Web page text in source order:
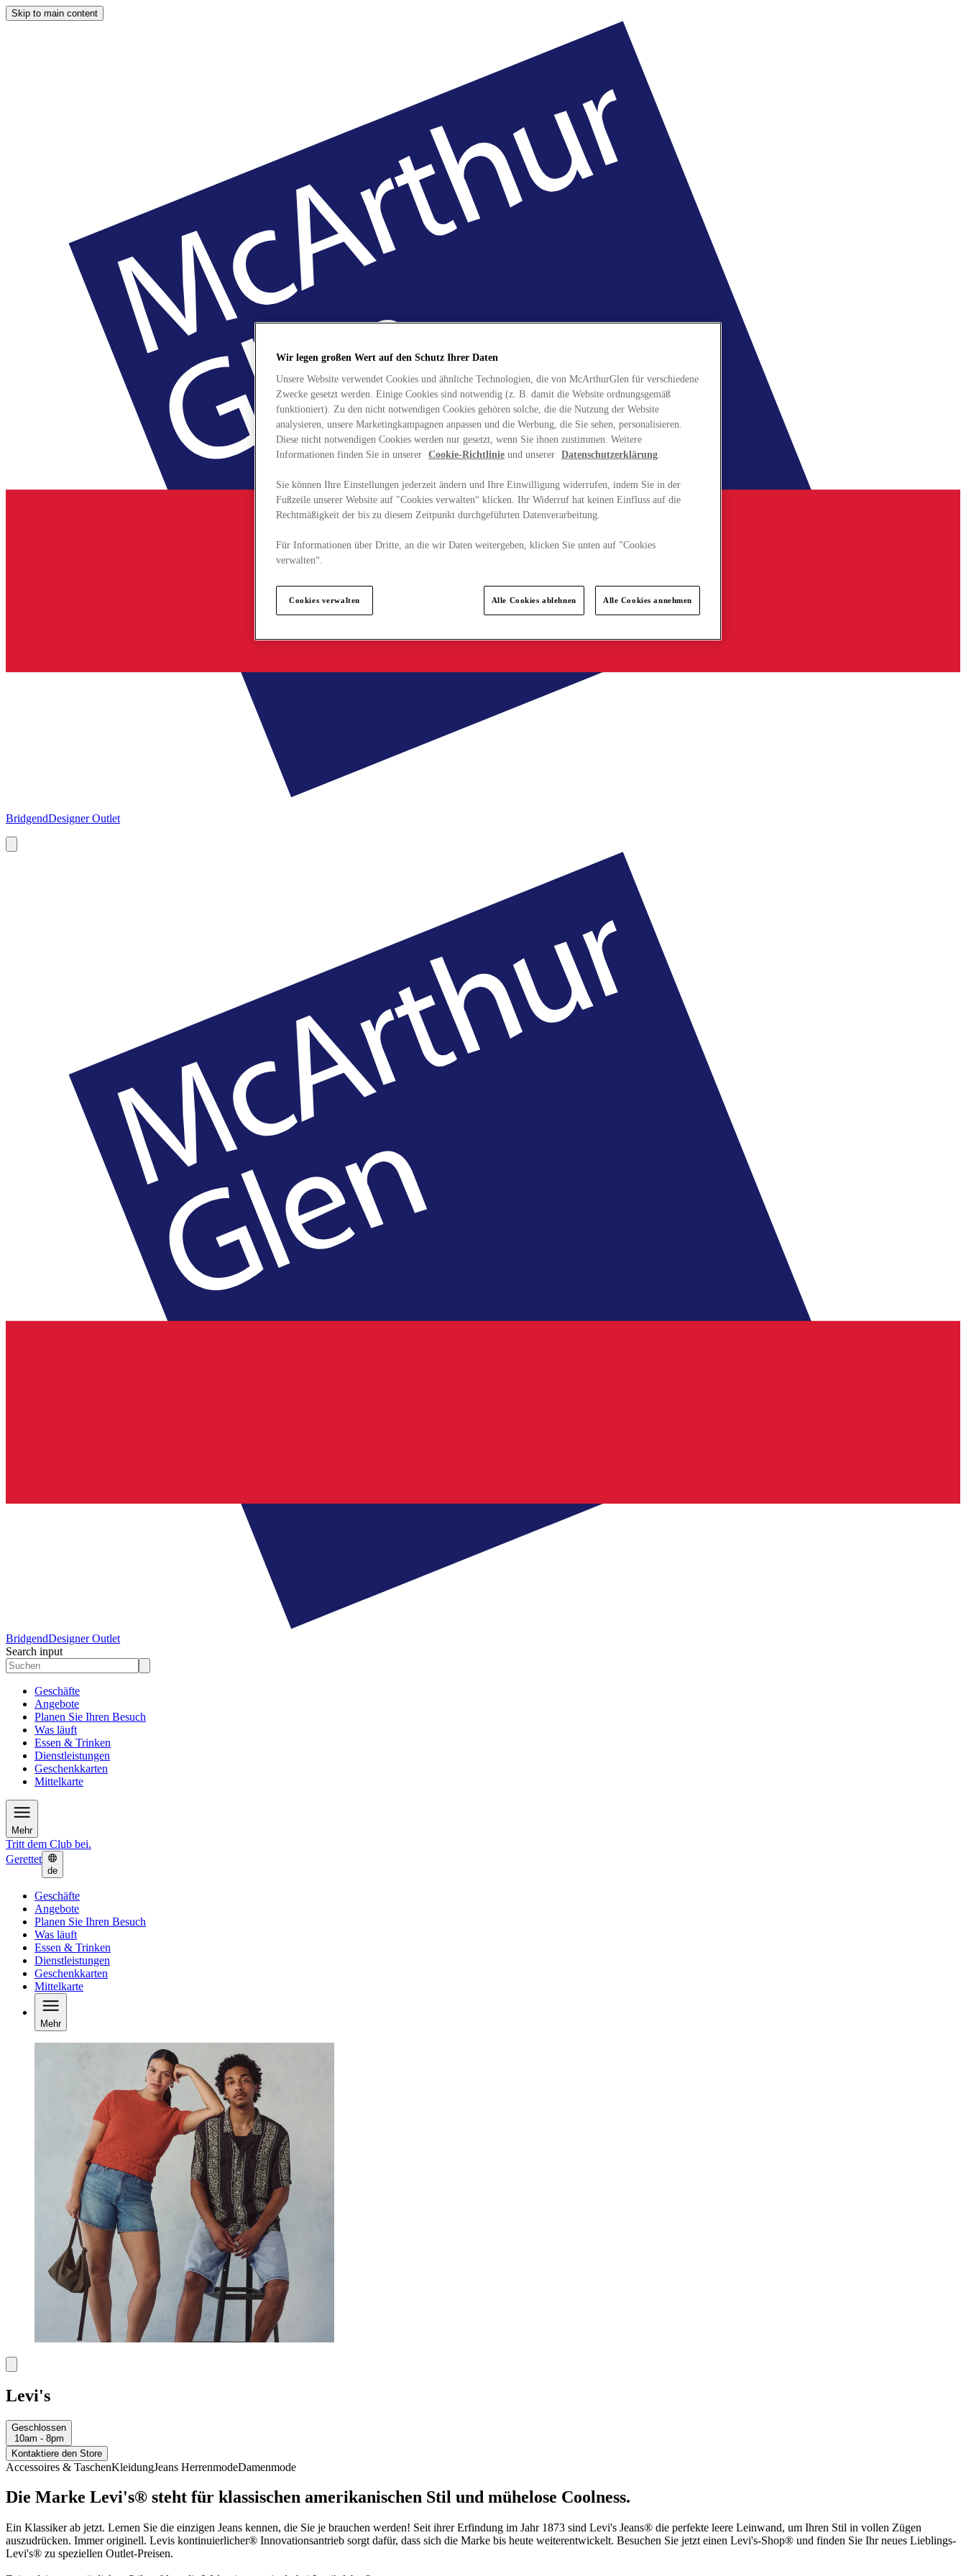
Skip to main content
BridgendDesigner Outlet
BridgendDesigner Outlet
Search input
Geschäfte
Angebote
Planen Sie Ihren Besuch
Was läuft
Essen & Trinken
Dienstleistungen
Geschenkkarten
Mittelkarte
Mehr
Tritt dem Club bei.
Gerettet
de
Geschäfte
Angebote
Planen Sie Ihren Besuch
Was läuft
Essen & Trinken
Dienstleistungen
Geschenkkarten
Mittelkarte
Mehr
Levi's
Geschlossen
10am - 8pm
Kontaktiere den Store
Accessoires & TaschenKleidungJeans HerrenmodeDamenmode
Die Marke Levi's® steht für klassischen amerikanischen Stil und mühelose Coolness.
Ein Klassiker ab jetzt. Lernen Sie die einzigen Jeans kennen, die Sie je brauchen werden! Seit ihrer Erfindung im Jahr 1873 sind Levi's Jeans® die perfekte leere Leinwand, um Ihren Stil in vollen Zügen
auszudrücken. Immer originell. Levis kontinuierlicher® Innovationsantrieb sorgt dafür, dass sich die Marke bis heute weiterentwickelt. Besuchen Sie jetzt einen Levi's-Shop® und finden Sie Ihr neues Lieblings-
Levi's® zu speziellen Outlet-Preisen.
Wir legen großen Wert auf den Schutz Ihrer Daten
Unsere Website verwendet Cookies und ähnliche Technologien, die von McArthurGlen für verschiedene
Zwecke gesetzt werden. Einige Cookies sind notwendig (z. B. damit die Website ordnungsgemäß
funktioniert). Zu den nicht notwendigen Cookies gehören solche, die die Nutzung der Website
analysieren, unsere Marketingkampagnen anpassen und die Werbung, die Sie sehen, personalisieren.
Diese nicht notwendigen Cookies werden nur gesetzt, wenn Sie ihnen zustimmen. Weitere
Informationen finden Sie in unserer Cookie-Richtlinie und unserer Datenschutzerklärung.
Sie können Ihre Einstellungen jederzeit ändern und Ihre Einwilligung widerrufen, indem Sie in der
Fußzeile unserer Website auf "Cookies verwalten“ klicken. Ihr Widerruf hat keinen Einfluss auf die
Rechtmäßigkeit der bis zu diesem Zeitpunkt durchgeführten Datenverarbeitung.
Für Informationen über Dritte, an die wir Daten weitergeben, klicken Sie unten auf "Cookies
verwalten“.
Cookies verwalten Alle Cookies ablehnen Alle Cookies annehmen